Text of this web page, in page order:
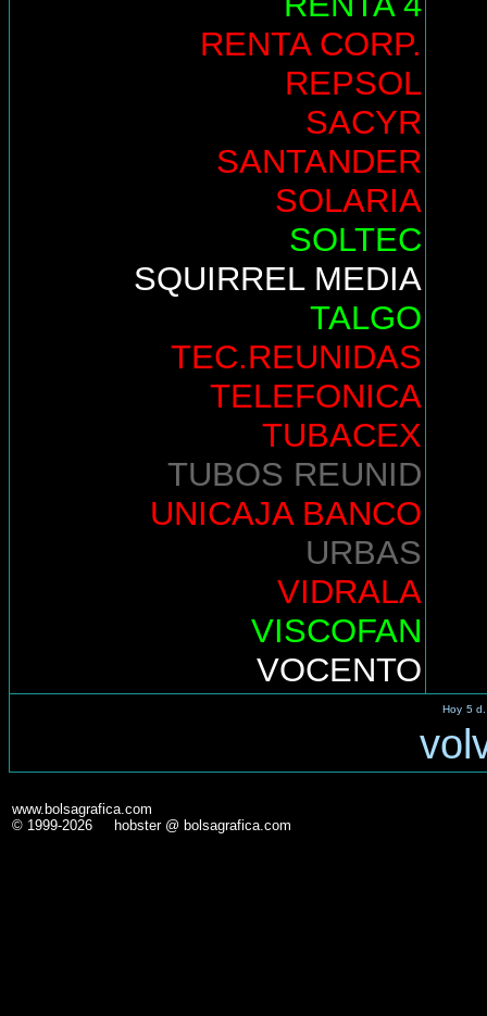
RENTA CORP.
REPSOL
SACYR
SANTANDER
SOLARIA
SOLTEC
SQUIRREL MEDIA
TALGO
TEC.REUNIDAS
TELEFONICA
TUBACEX
TUBOS REUNID
UNICAJA BANCO
URBAS
VIDRALA
VISCOFAN
VOCENTO
Hoy 5 d.
www.bolsagrafica.com
© 1999-2026 hobster @ bolsagrafica.com